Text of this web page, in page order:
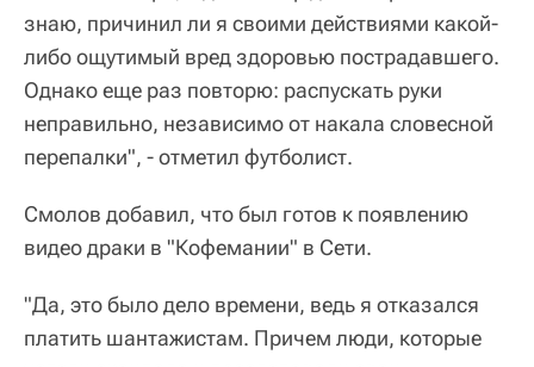
знаю, причинил ли я своими действиями какой-
либо ощутимый вред здоровью пострадавшего.
Однако еще раз повторю: распускать руки
неправильно, независимо от накала словесной
перепалки", - отметил футболист.
Смолов добавил, что был готов к появлению
видео драки в "Кофемании" в Сети.
"Да, это было дело времени, ведь я отказался
платить шантажистам. Причем люди, которые